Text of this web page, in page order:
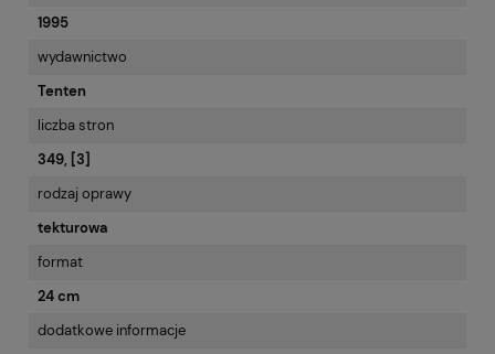
1995
wydawnictwo
Tenten
liczba stron
349, [3]
rodzaj oprawy
tekturowa
format
24 cm
dodatkowe informacje